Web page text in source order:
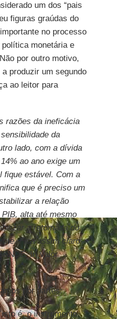
um dos “pais
figuras graúdas do
no processo
monetária e
por outro motivo,
produzir um segundo
ao leitor para
razões da ineficácia
da
lado, com a dívida
ao ano exige um
fique estável. Com a
que é preciso um
a relação
alta até mesmo
a retomada do
Fica assim claro
in Valor
por partes:
é, o instrumento